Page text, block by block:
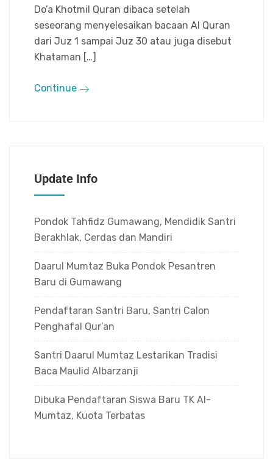
Do’a Khotmil Quran dibaca setelah
seseorang menyelesaikan bacaan Al Quran
dari Juz 1 sampai Juz 30 atau juga disebut
Khataman […]
Continue
Update Info
Pondok Tahfidz Gumawang, Mendidik Santri
Berakhlak, Cerdas dan Mandiri
Daarul Mumtaz Buka Pondok Pesantren
Baru di Gumawang
Pendaftaran Santri Baru, Santri Calon
Penghafal Qur’an
Santri Daarul Mumtaz Lestarikan Tradisi
Baca Maulid Albarzanji
Dibuka Pendaftaran Siswa Baru TK Al-
Mumtaz, Kuota Terbatas